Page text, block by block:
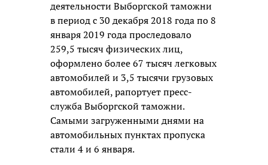
деятельности Выборгской таможни
в период с 30 декабря 2018 года по 8
января 2019 года проследовало
259,5 тысяч физических лиц,
оформлено более 67 тысяч легковых
автомобилей и 3,5 тысячи грузовых
автомобилей, рапортует пресс-
служба Выборгской таможни.
Самыми загруженными днями на
автомобильных пунктах пропуска
стали 4 и 6 января.